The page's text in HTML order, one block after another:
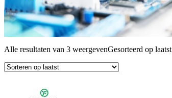
Alle resultaten van 3 weergevenGesorteerd op laatst